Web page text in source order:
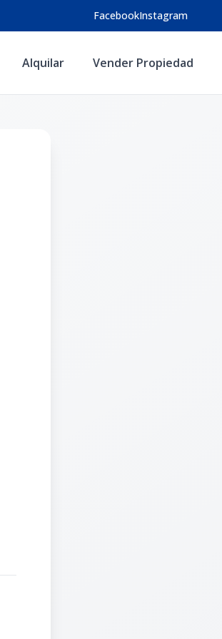
FacebookInstagram
Alquilar Vender Propiedad